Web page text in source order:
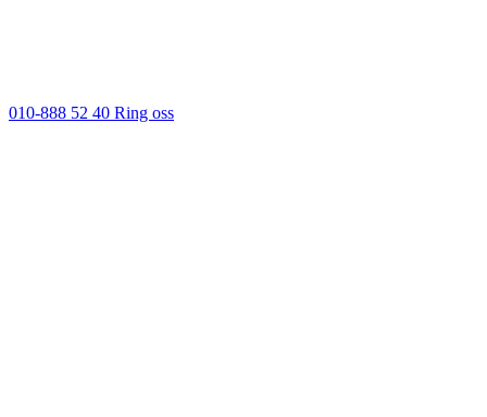
010-888 52 40 Ring oss